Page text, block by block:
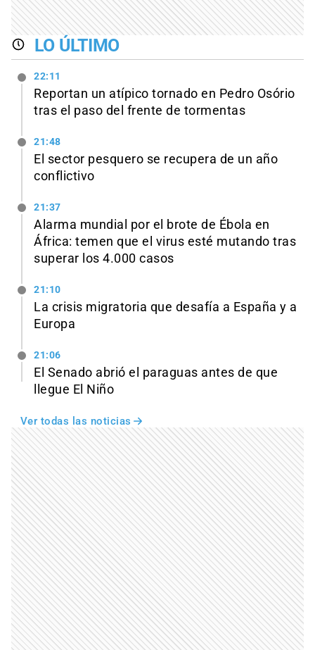
LO ÚLTIMO
22:11
Reportan un atípico tornado en Pedro Osório
tras el paso del frente de tormentas
21:48
El sector pesquero se recupera de un año
conflictivo
21:37
Alarma mundial por el brote de Ébola en
África: temen que el virus esté mutando tras
superar los 4.000 casos
21:10
La crisis migratoria que desafía a España y a
Europa
21:06
El Senado abrió el paraguas antes de que
llegue El Niño
Ver todas las noticias